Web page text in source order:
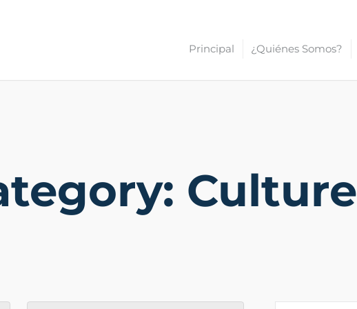
Principal ¿Quiénes Somos?
Culture